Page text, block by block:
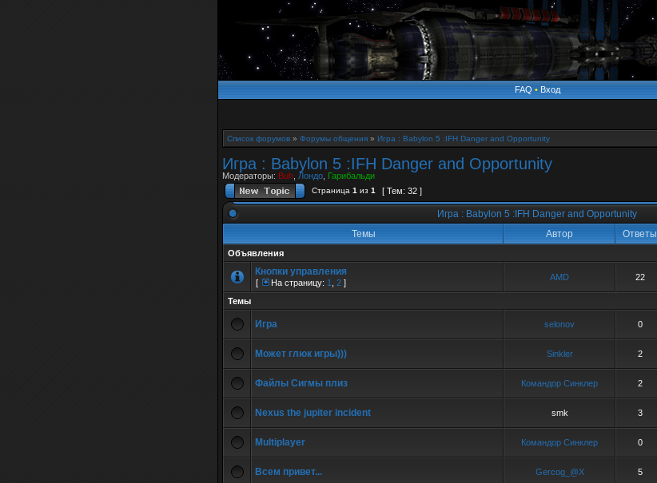
FAQ • Вход
Список форумов » Форумы общения » Игра : Babylon 5 :IFH Danger and Opportunity
Игра : Babylon 5 :IFH Danger and Opportunity
Модераторы: Buh Лондо Гарибальди
Страница 1 из 1 [ Тем: 32 ]
Игра : Babylon 5 :IFH Danger and Opportunity
Темы
Автор Ответы
Объявления
Кнопки управления
[ На страницу: 1 2 ]
AMD 22
Темы
Игра selonov 0
Может глюк игры))) Sinkler 2
Файлы Сигмы плиз Командор Синклер 2
Nexus the jupiter incident smk 3
Multiplayer Командор Синклер 0
Всем привет... Gercog_@X 5